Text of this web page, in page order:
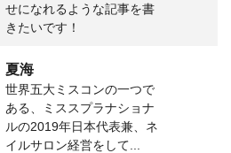
せになれるような記事を書
きたいです！
夏海
世界五大ミスコンの一つで
ある、ミススプラナショナ
ルの2019年日本代表兼、ネ
イルサロン経営をして...